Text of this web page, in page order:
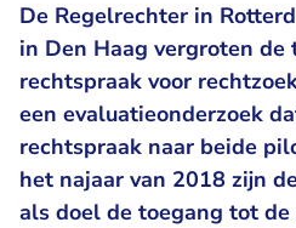
De Regelrechter in
in Den Haag vergroten
rechtspraak voor
een evaluatieonderzoek
rechtspraak naar beide
het najaar van 2018 zijn
als doel de toegang tot